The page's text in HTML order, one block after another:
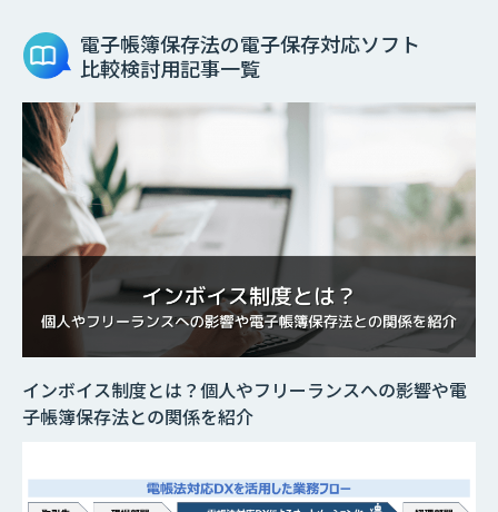
電子帳簿保存法の電子保存対応ソフト
比較検討用記事一覧
インボイス制度とは？個人やフリーランスへの影響や電
子帳簿保存法との関係を紹介